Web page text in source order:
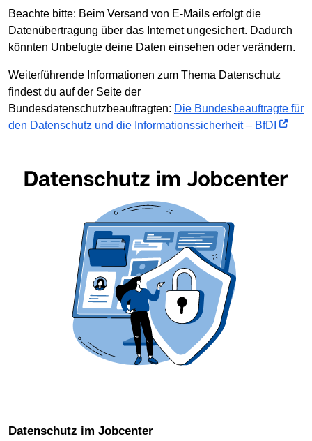
Beachte bitte: Beim Versand von E-Mails erfolgt die
Datenübertragung über das Internet ungesichert. Dadurch
könnten Unbefugte deine Daten einsehen oder verändern.
Weiterführende Informationen zum Thema Datenschutz
findest du auf der Seite der
Bundesdatenschutzbeauftragten: Die Bundesbeauftragte für
den Datenschutz und die Informationssicherheit – BfDI
Datenschutz im Jobcenter